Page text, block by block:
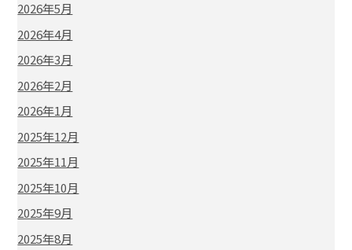
2026年5月
2026年4月
2026年3月
2026年2月
2026年1月
2025年12月
2025年11月
2025年10月
2025年9月
2025年8月